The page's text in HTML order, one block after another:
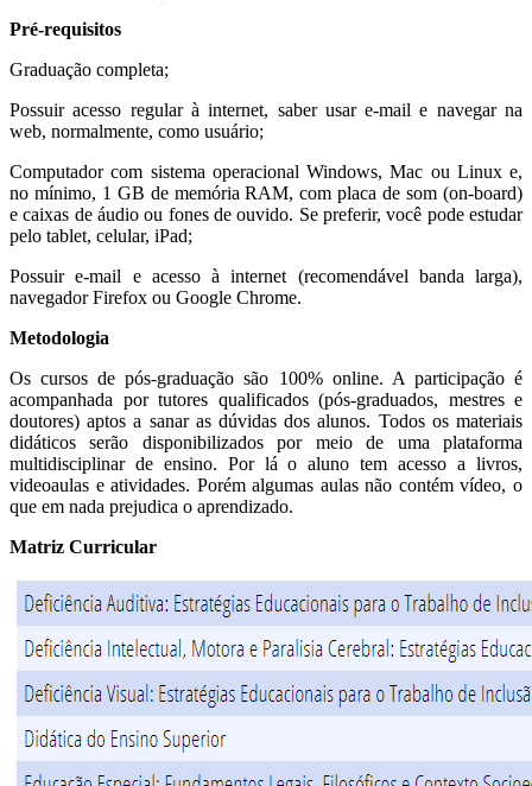
Pré-requisitos
Graduação completa;
Possuir acesso regular à internet, saber usar e-mail e navegar na
web, normalmente, como usuário;
Computador com sistema operacional Windows, Mac ou Linux e,
no mínimo, 1 GB de memória RAM, com placa de som (on-board)
e caixas de áudio ou fones de ouvido. Se preferir, você pode estudar
pelo tablet, celular, iPad;
Possuir e-mail e acesso à internet (recomendável banda larga),
navegador Firefox ou Google Chrome.
Metodologia
Os cursos de pós-graduação são 100% online. A participação é
acompanhada por tutores qualificados (pós-graduados, mestres e
doutores) aptos a sanar as dúvidas dos alunos. Todos os materiais
didáticos serão disponibilizados por meio de uma plataforma
multidisciplinar de ensino. Por lá o aluno tem acesso a livros,
videoaulas e atividades. Porém algumas aulas não contém vídeo, o
que em nada prejudica o aprendizado.
Matriz Curricular